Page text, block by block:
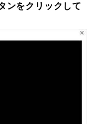
ンをクリックして